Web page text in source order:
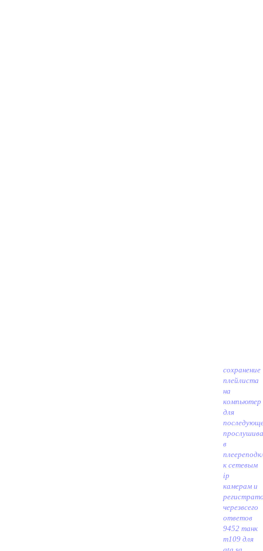
сохранение
плейлиста
на
компьютер
для
в
плеере
к сетевым
ip
камерам и
черезвсего
ответов
9452 танк
m109 для